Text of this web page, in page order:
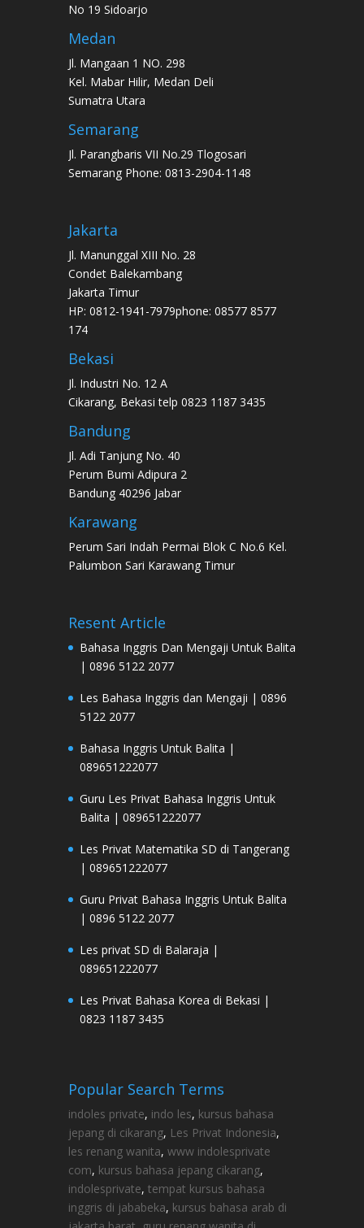
No 19 Sidoarjo
Medan
Jl. Mangaan 1 NO. 298
Kel. Mabar Hilir, Medan Deli
Sumatra Utara
Semarang
Jl. Parangbaris VII No.29 Tlogosari
Semarang Phone: 0813-2904-1148
Jakarta
Jl. Manunggal XIII No. 28
Condet Balekambang
Jakarta Timur
HP: 0812-1941-7979phone: 08577 8577
174
Bekasi
Jl. Industri No. 12 A
Cikarang, Bekasi telp 0823 1187 3435
Bandung
Jl. Adi Tanjung No. 40
Perum Bumi Adipura 2
Bandung 40296 Jabar
Karawang
Perum Sari Indah Permai Blok C No.6 Kel.
Palumbon Sari Karawang Timur
Resent Article
Bahasa Inggris Dan Mengaji Untuk Balita
| 0896 5122 2077
Les Bahasa Inggris dan Mengaji | 0896
5122 2077
Bahasa Inggris Untuk Balita |
089651222077
Guru Les Privat Bahasa Inggris Untuk
Balita | 089651222077
Les Privat Matematika SD di Tangerang
| 089651222077
Guru Privat Bahasa Inggris Untuk Balita
| 0896 5122 2077
Les privat SD di Balaraja |
089651222077
Les Privat Bahasa Korea di Bekasi |
0823 1187 3435
Popular Search Terms
indoles private, indo les, kursus bahasa
jepang di cikarang, Les Privat Indonesia,
les renang wanita, www indolesprivate
com, kursus bahasa jepang cikarang,
indolesprivate, tempat kursus bahasa
inggris di jababeka, kursus bahasa arab di